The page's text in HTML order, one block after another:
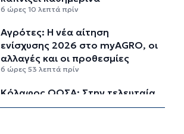
6 ώρες 10 λεπτά πρίν
Αγρότες: Η νέα αίτηση
ενίσχυσης 2026 στο myAGRO, οι
αλλαγές και οι προθεσμίες
6 ώρες 53 λεπτά πρίν
Κόλαφος ΟΟΣΑ: Στην τελευταία
θέση η Ελλάδα για το